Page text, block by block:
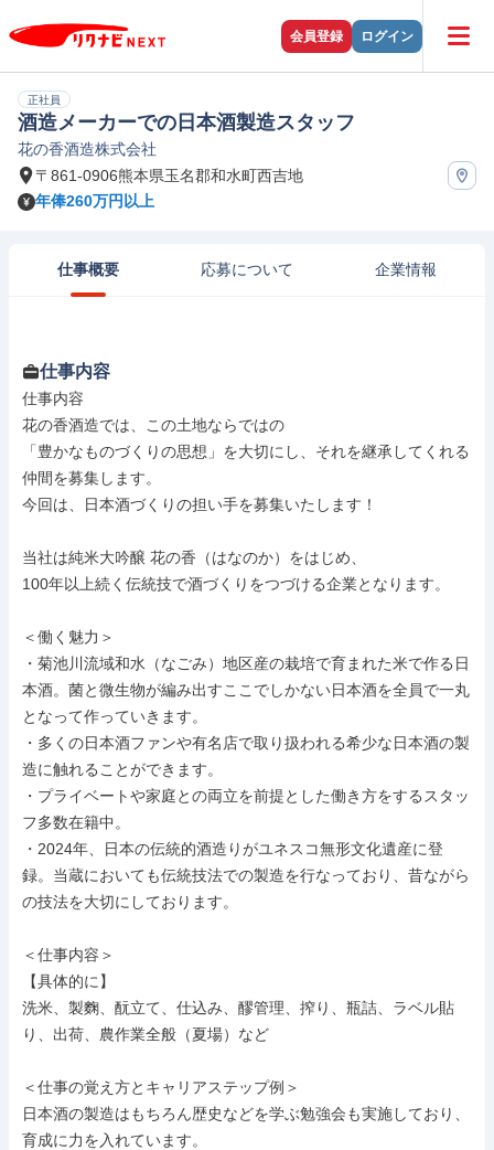
会員登録 ログイン
正社員
酒造メーカーでの日本酒製造スタッフ
花の香酒造株式会社
〒861-0906熊本県玉名郡和水町西吉地
年俸260万円以上
仕事概要 応募について 企業情報
仕事内容
仕事内容
花の香酒造では、この土地ならではの
「豊かなものづくりの思想」を大切にし、それを継承してくれる
仲間を募集します。
今回は、日本酒づくりの担い手を募集いたします！
当社は純米大吟醸 花の香（はなのか）をはじめ、
100年以上続く伝統技で酒づくりをつづける企業となります。
＜働く魅力＞
・菊池川流域和水（なごみ）地区産の栽培で育まれた米で作る日
本酒。菌と微生物が編み出すここでしかない日本酒を全員で一丸
となって作っていきます。
・多くの日本酒ファンや有名店で取り扱われる希少な日本酒の製
造に触れることができます。
・プライベートや家庭との両立を前提とした働き方をするスタッ
フ多数在籍中。
・2024年、日本の伝統的酒造りがユネスコ無形文化遺産に登
録。当蔵においても伝統技法での製造を行なっており、昔ながら
の技法を大切にしております。
＜仕事内容＞
【具体的に】
洗米、製麴、酛立て、仕込み、醪管理、搾り、瓶詰、ラベル貼
り、出荷、農作業全般（夏場）など
＜仕事の覚え方とキャリアステップ例＞
日本酒の製造はもちろん歴史などを学ぶ勉強会も実施しており、
育成に力を入れています。